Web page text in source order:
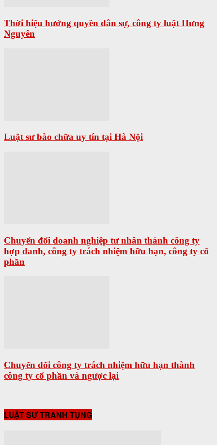
Thời hiệu hưởng quyền dân sự, công ty luật Hưng
Nguyên
Luật sư bào chữa uy tín tại Hà Nội
Chuyển đổi doanh nghiệp tư nhân thành công ty
hợp danh, công ty trách nhiệm hữu hạn, công ty cổ
phần
Chuyển đổi công ty trách nhiệm hữu hạn thành
công ty cổ phần và ngược lại
LUẬT SƯ TRANH TỤNG